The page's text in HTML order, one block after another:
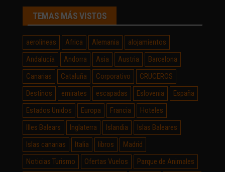
TEMAS MÁS VISTOS
aerolineas Africa Alemania
alojamientos
Andalucía
Andorra Asia Austria
Barcelona
Canarias
Cataluña Corporativo
CRUCEROS
Destinos
emirates escapadas Eslovenia
España
Estados Unidos
Europa Francia
Hoteles
Illes Balears
Inglaterra Islandia
Islas Baleares
Islas canarias
Italia libros
Madrid
Noticias Turismo
Ofertas Vuelos
Parque de Animales